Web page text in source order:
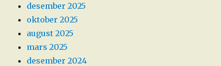
desember 2025
oktober 2025
august 2025
mars 2025
desember 2024